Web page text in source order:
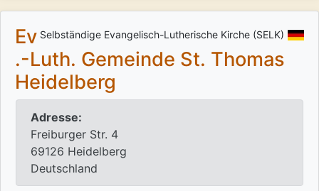
Selbständige Evangelisch-Lutherische Kirche (SELK)
Ev
.-Luth. Gemeinde St. Thomas
Heidelberg
Adresse:
Freiburger Str. 4
69126 Heidelberg
Deutschland